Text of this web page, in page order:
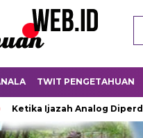
TWIT PENGETAHUAN
Analog Diperdebatkan